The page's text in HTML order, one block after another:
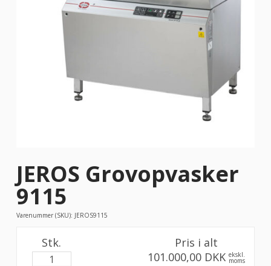
JEROS Grovopvasker
9115
Varenummer (SKU): JEROS9115
Stk.
Pris i alt
101.000,00 DKK ekskl.
moms